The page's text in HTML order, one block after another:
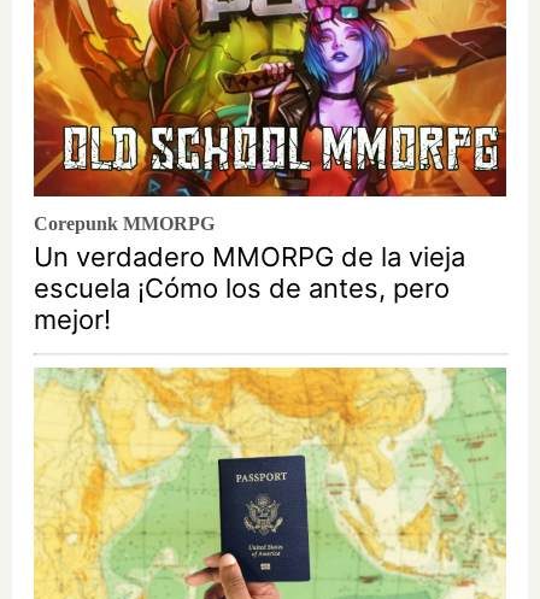
Corepunk MMORPG
Un verdadero MMORPG de la vieja
escuela ¡Cómo los de antes, pero
mejor!